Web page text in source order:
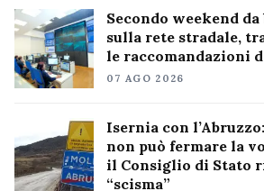
Secondo weekend
sulla rete stradale,
le raccomandazioni
07 AGO 2026
Isernia con
non può fermare la
il Consiglio di Stato
“scisma”